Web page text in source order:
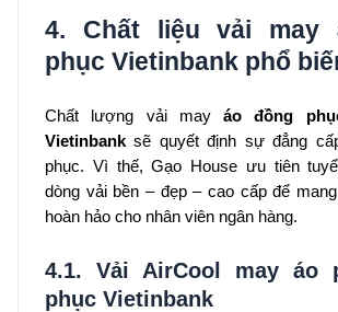
4. Chất liệu vải may
phục Vietinbank phổ
Chất lượng vải may áo đồng
Vietinbank sẽ quyết định sự đẳng
phục. Vì thế, Gạo House ưu tiên
dòng vải bền – đẹp – cao cấp để
hoàn hảo cho nhân viên ngân hàng.
4.1. Vải AirCool may áo
phục Vietinbank